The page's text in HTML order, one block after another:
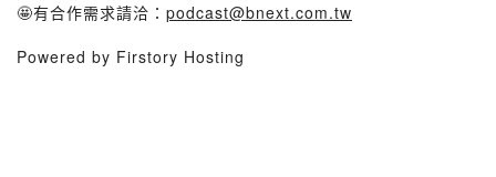
🤩有合作需求請洽： podcast@bnext.com.tw
Powered by Firstory Hosting